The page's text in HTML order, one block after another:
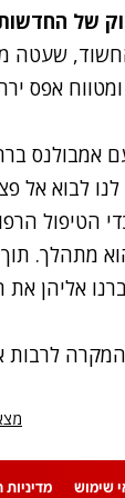
של
שעטה
אפס
אמבולנס
הטיפול
נוסף, צעיר בן 25 בהכרה כשהוא
אליהן את
לרבות
שימוש